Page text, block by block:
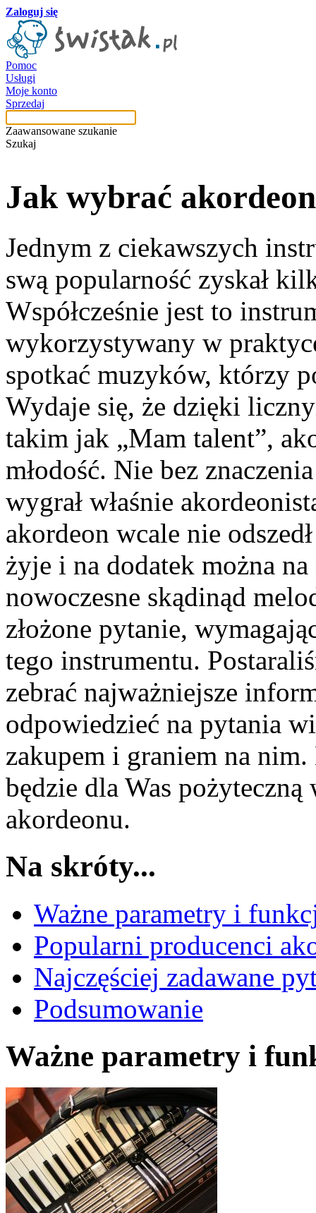
Zaloguj się
Pomoc
Usługi
Moje konto
Sprzedaj
Zaawansowane szukanie
Szukaj
Jak wybrać akordeon
Jednym z ciekawszych
swą popularność zyskał
Współcześnie jest to
wykorzystywany w
spotkać muzyków, którzy
Wydaje się, że dzięki
takim jak „Mam talent”,
młodość. Nie bez
wygrał właśnie
akordeon wcale nie
żyje i na dodatek można na
nowoczesne skądinąd
złożone pytanie,
tego instrumentu.
zebrać najważniejsze
odpowiedzieć na pytania
zakupem i graniem na
będzie dla Was
akordeonu.
Na skróty...
Ważne parametry i
Popularni producenci
Najczęściej zadawane
Podsumowanie
Ważne parametry i